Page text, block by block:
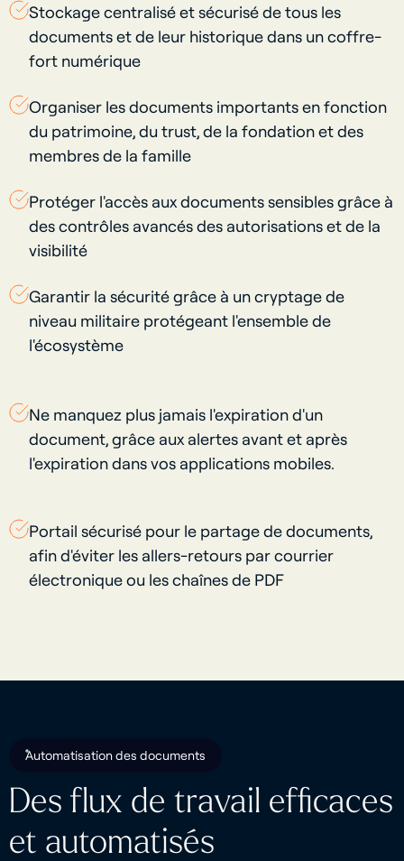
Stockage centralisé et sécurisé de tous les
documents et de leur historique dans un coffre-
fort numérique
Organiser les documents importants en fonction
du patrimoine, du trust, de la fondation et des
membres de la famille
Protéger l'accès aux documents sensibles grâce à
des contrôles avancés des autorisations et de la
visibilité
Garantir la sécurité grâce à un cryptage de
niveau militaire protégeant l'ensemble de
l'écosystème
Ne manquez plus jamais l'expiration d'un
document, grâce aux alertes avant et après
l'expiration dans vos applications mobiles.
Portail sécurisé pour le partage de documents,
afin d'éviter les allers-retours par courrier
électronique ou les chaînes de PDF
Automatisation des documents
Des flux de travail efficaces
et automatisés